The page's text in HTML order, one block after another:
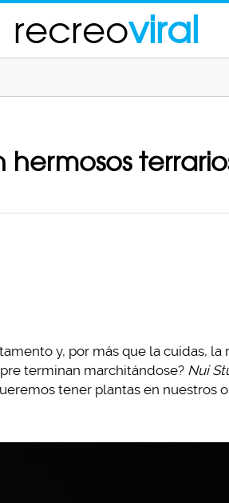
recreoviral
y, por más que la cuidas, la
terminan marchitándose? Nui
tener plantas en nuestros